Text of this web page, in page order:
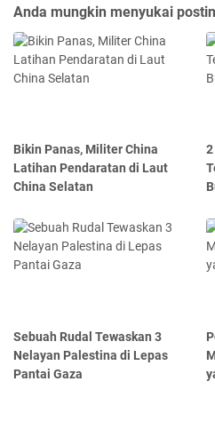
Anda mungkin menyukai
Bikin Panas, Militer China
Latihan Pendaratan di Laut
China Selatan
Sebuah Rudal Tewaskan 3
Nelayan Palestina di Lepas
Pantai Gaza